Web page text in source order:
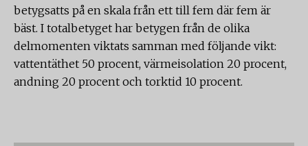
betygsatts på en skala från ett till fem där fem är
bäst. I totalbetyget har betygen från de olika
delmomenten viktats samman med följande vikt:
vattentäthet 50 procent, värmeisolation 20 procent,
andning 20 procent och torktid 10 procent.